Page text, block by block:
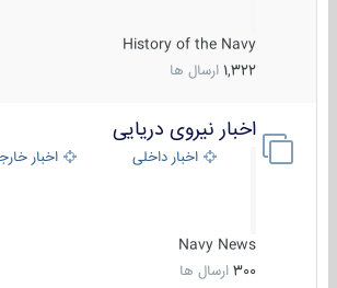
History of the Navy
1,322 ارسال ها
اخبار نیروی دریایی
اخبار داخلی اخبار خارجی
Navy News
300 ارسال ها